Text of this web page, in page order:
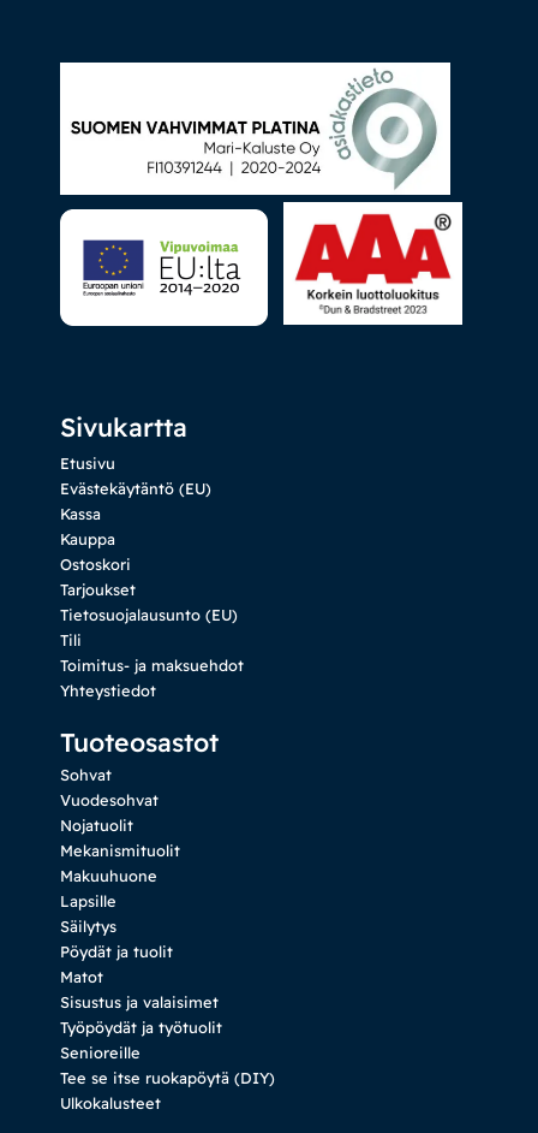
Sivukartta
Etusivu
Evästekäytäntö (EU)
Kassa
Kauppa
Ostoskori
Tarjoukset
Tietosuojalausunto (EU)
Tili
Toimitus- ja maksuehdot
Yhteystiedot
Tuoteosastot
Sohvat
Vuodesohvat
Nojatuolit
Mekanismituolit
Makuuhuone
Lapsille
Säilytys
Pöydät ja tuolit
Matot
Sisustus ja valaisimet
Työpöydät ja työtuolit
Senioreille
Tee se itse ruokapöytä (DIY)
Ulkokalusteet